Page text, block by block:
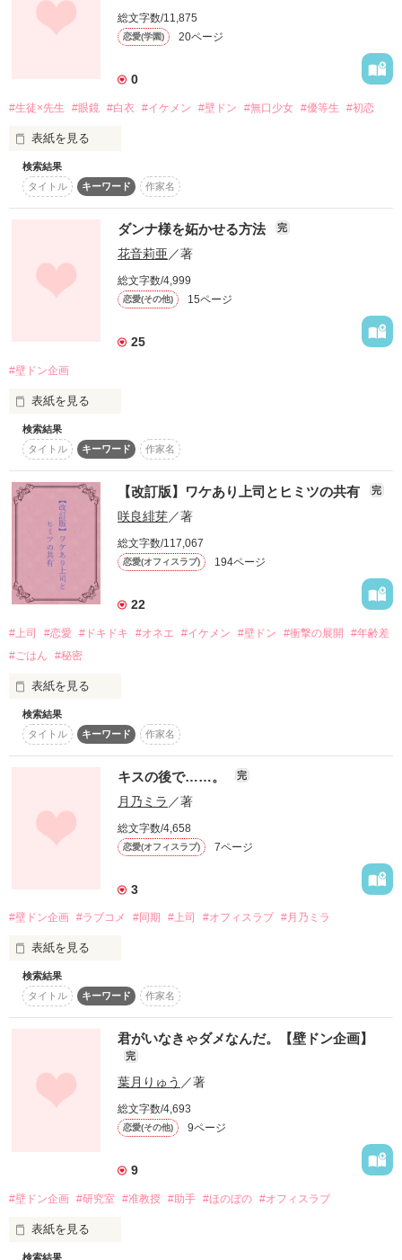
作品を読む
作品を読む
総文字数/11,875
恋愛(学園) 20ページ
0
#生徒×先生 #眼鏡 #白衣 #イケメン #壁ドン #無口少女 #優等生 #初恋
表紙を見る
天真爛漫な科学教師
森田 宏介(もりた こうすけ)
山本 香澄(やまもと かすみ)
◆◇◆◇◆◇◆
先生、
こうして一緒にいられるだけで
幸せなはずなのに
私は、どうやら欲張りみたいです。
だから、ちゃんと私を見て？
先生、
◆◇◆◇◆◇◆
蒼ねこ様
Rilly。様
検索結果
タイトル
キーワード 作家名
ダンナ様を妬かせる方法 完
花音莉亜 ／著
総文字数/4,999
恋愛(その他) 15ページ
25
#壁ドン企画
表紙を見る
『壁ドン』企画、二作目(^^)
さらにキュンキュン目指します！！
おすぎちゃんさん☆レビューをありがとうございました！！
作品を読む
検索結果
タイトル
キーワード 作家名
【改訂版】ワケあり上司とヒミツの共有 完
咲良緋芽／著
総文字数/117,067
恋愛(オフィスラブ) 194ページ
22
#上司 #恋愛 #ドキドキ #オネエ #イケメン #壁ドン #衝撃の展開
#年齢差
#ごはん
#秘密
表紙を見る
＊＊＊＊＊＊＊＊＊＊＊＊＊＊＊＊＊＊＊＊＊＊＊＊
2021/12/01
内容の肉付けの為、１３３～１４２ページを加筆しました。
前後からお読みいただければ幸いです。
＊＊＊＊＊＊＊＊＊＊＊＊＊＊＊＊＊＊＊＊＊＊＊＊
部署も違う、顔見知りでもない。
でも、社内で有名な津田部長。
ハンサム＆クールな出で立ちが、
女子社員のハートを鷲掴みにしている。
社内の廊下で、２､３度すれ違った位。
だから、
私が津田部長のヒミツを知ったのは、
社内の誰も気が付いていないヒミツを
私は知ってしまった。
検索結果
タイトル
キーワード 作家名
キスの後で……。 完
月乃ミラ ／著
総文字数/4,658
恋愛(オフィスラブ) 7ページ
3
#壁ドン企画 #ラブコメ #同期 #上司 #オフィスラブ #月乃ミラ
表紙を見る
【壁ドン企画】参加作品
いつだってのほほんとしていて
イマイチ掴み所のない上司は同期。
これまで全く異性として意識する事は
無かったのにある事がきっかけで……
「ちゃんと見ろよ……」
普段見せない男の顔で同期が言う。
検索結果
タイトル
キーワード 作家名
君がいなきゃダメなんだ。【壁ドン企画】
完
葉月りゅう ／著
総文字数/4,693
恋愛(その他) 9ページ
9
#壁ドン企画 #研究室 #准教授 #助手 #ほのぼの #オフィスラブ
表紙を見る
検索結果